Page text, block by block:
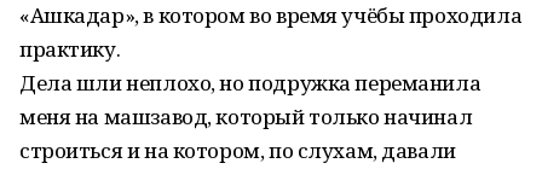
«Ашкадар», в котором во время учёбы проходила
практику.
Дела шли неплохо, но подружка переманила
меня на машзавод, который только начинал
строиться и на котором, по слухам, давали